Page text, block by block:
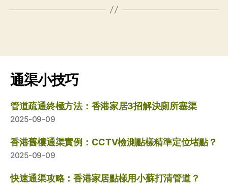
通渠小技巧
管道疏通終極方法：香港家居3招解決廁所塞渠
2025-09-09
香港舊樓通渠實例：CCTV檢測點樣精準定位堵點？
2025-09-09
快速通渠攻略：香港家居點樣用小蘇打清管道？